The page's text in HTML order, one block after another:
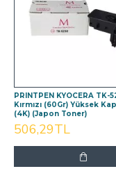
PRINTPEN KYOCERA TK-
Kırmızı (60Gr) Yüksek
(4K) (Japon Toner)
506,29TL